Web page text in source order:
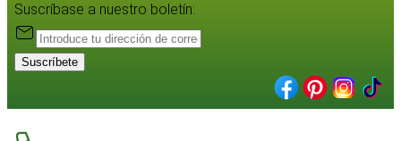
Suscríbase a nuestro boletín:
Suscríbete